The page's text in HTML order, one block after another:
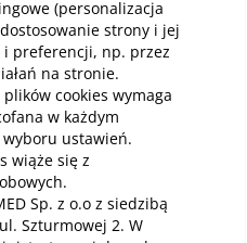
(personalizacja
strony i jej
preferencji, np. przez
na stronie.
cookies wymaga
w każdym
ustawień.
wiąże się z
Sp. z o.o z siedzibą
Szturmowej 2. W